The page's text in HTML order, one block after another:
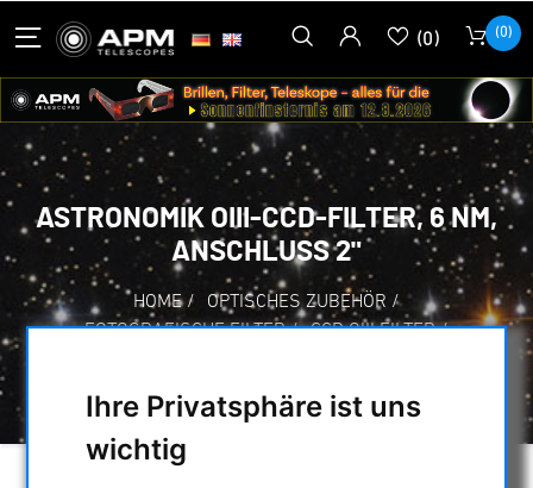
Ihre Privatsphäre ist uns
wichtig
(0) (0)
ASTRONOMIK OIII-CCD-FILTER, 6 NM,
ANSCHLUSS 2"
HOME / OPTISCHES ZUBEHÖR /
FOTOGRAFISCHE FILTER / CCD OIII FILTER /